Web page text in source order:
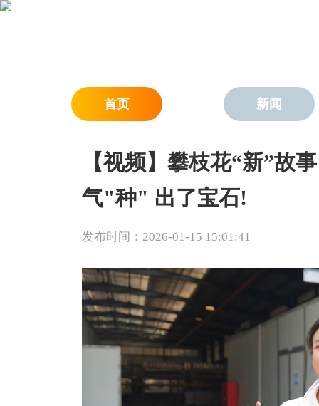
首页 新闻
【视频】攀枝花“新”故
气"种" 出了宝石!
发布时间：2026-01-15 15:01:41